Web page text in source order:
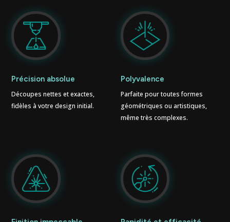
Précision absolue
Découpes nettes et exactes,
fidèles à votre design initial.
Polyvalence
Parfaite pour toutes formes
géométriques ou artistiques,
même très complexes.